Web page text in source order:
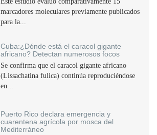
marcadores moleculares previamente publicados
para la...
Cuba:¿Dónde está el caracol gigante
africano? Detectan numerosos focos
Se confirma que el caracol gigante africano
(Lissachatina fulica) continúa reproduciéndose
en...
Puerto Rico declara emergencia y
cuarentena agrícola por mosca del
Mediterráneo